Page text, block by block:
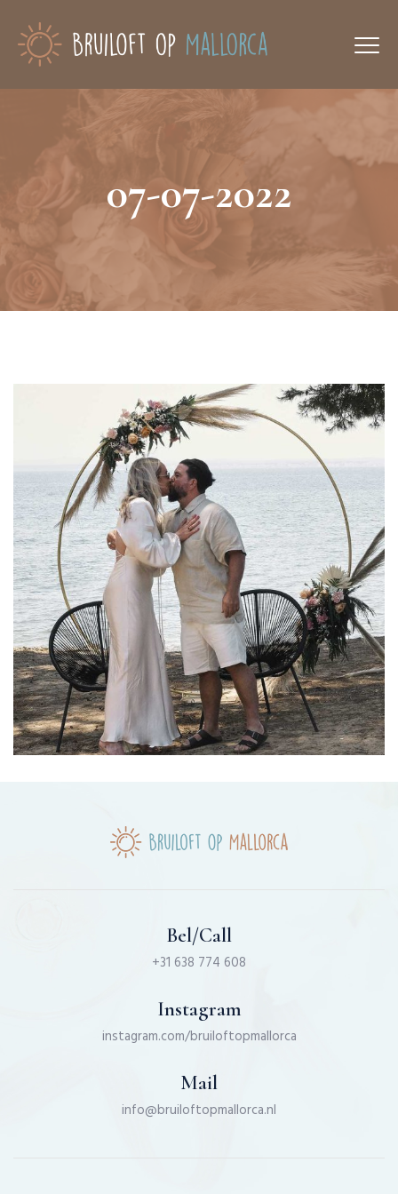
07-07-2022
Jennifer & Chris
07-07-2022
Bel/Call
+31 638 774 608
Instagram
instagram.com/bruiloftopmallorca
Mail
info@bruiloftopmallorca.nl